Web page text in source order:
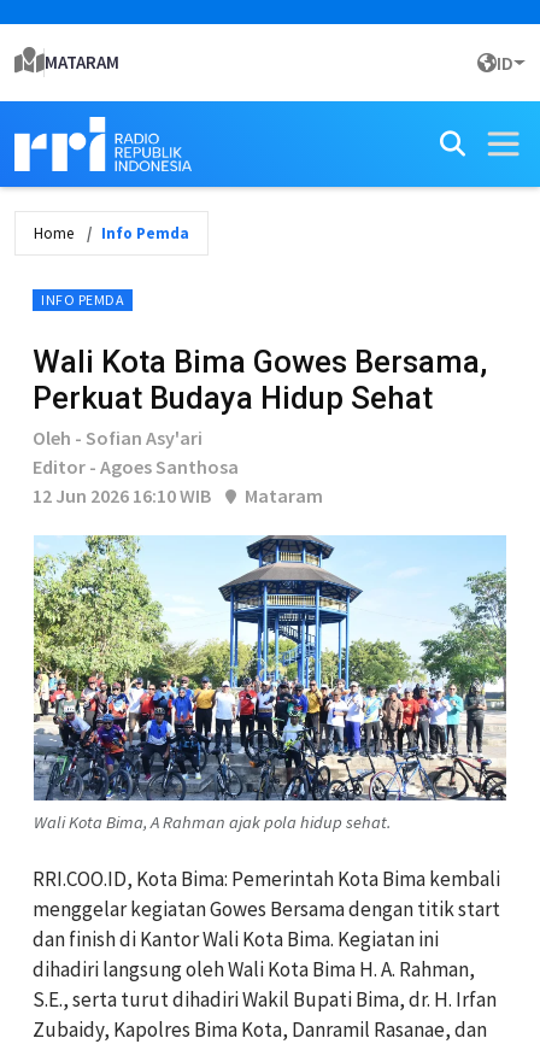
MATARAM ID
Home Info Pemda
INFO PEMDA
Wali Kota Bima Gowes Bersama,
Perkuat Budaya Hidup Sehat
Oleh - Sofian Asy'ari
Editor - Agoes Santhosa
12 Jun 2026 16:10 WIB
Mataram
Wali Kota Bima, A Rahman ajak pola hidup sehat.
RRI.COO.ID, Kota Bima: Pemerintah Kota Bima kembali
menggelar kegiatan Gowes Bersama dengan titik start
dan finish di Kantor Wali Kota Bima. Kegiatan ini
dihadiri langsung oleh Wali Kota Bima H. A. Rahman,
S.E., serta turut dihadiri Wakil Bupati Bima, dr. H. Irfan
Zubaidy, Kapolres Bima Kota, Danramil Rasanae, dan